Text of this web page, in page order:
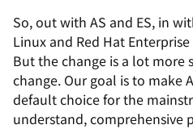
So, out with AS and ES, in
Linux and Red Hat
But the change is a lot more
change. Our goal is to make
default choice for the
understand, comprehensive